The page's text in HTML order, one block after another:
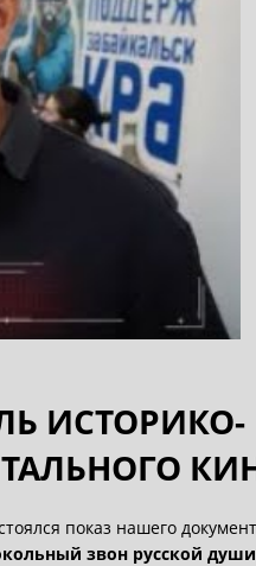
ИСТОРИКО-
показ нашего
звон русской